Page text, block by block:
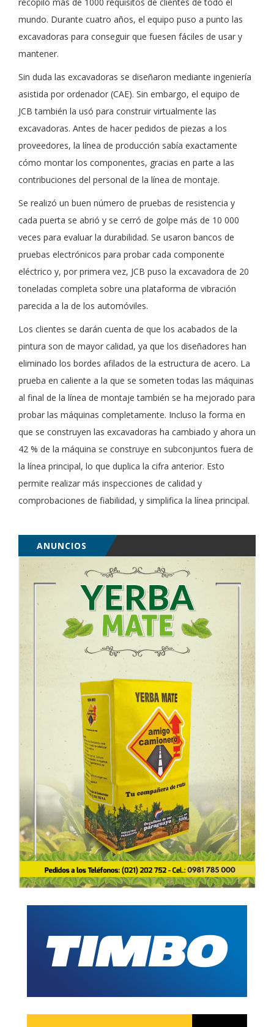
mundo. Durante cuatro años, el equipo puso a punto las
excavadoras para conseguir que fuesen fáciles de usar y
mantener.
Sin duda las excavadoras se diseñaron mediante ingeniería
asistida por ordenador (CAE). Sin embargo, el equipo de
JCB también la usó para construir virtualmente las
excavadoras. Antes de hacer pedidos de piezas a los
proveedores, la línea de producción sabía exactamente
cómo montar los componentes, gracias en parte a las
contribuciones del personal de la línea de montaje.
Se realizó un buen número de pruebas de resistencia y
cada puerta se abrió y se cerró de golpe más de 10 000
veces para evaluar la durabilidad. Se usaron bancos de
pruebas electrónicos para probar cada componente
eléctrico y, por primera vez, JCB puso la excavadora de 20
toneladas completa sobre una plataforma de vibración
parecida a la de los automóviles.
Los clientes se darán cuenta de que los acabados de la
pintura son de mayor calidad, ya que los diseñadores han
eliminado los bordes afilados de la estructura de acero. La
prueba en caliente a la que se someten todas las máquinas
al final de la línea de montaje también se ha mejorado para
probar las máquinas completamente. Incluso la forma en
que se construyen las excavadoras ha cambiado y ahora un
42 % de la máquina se construye en subconjuntos fuera de
la línea principal, lo que duplica la cifra anterior. Esto
permite realizar más inspecciones de calidad y
comprobaciones de fiabilidad, y simplifica la línea principal.
ANUNCIOS